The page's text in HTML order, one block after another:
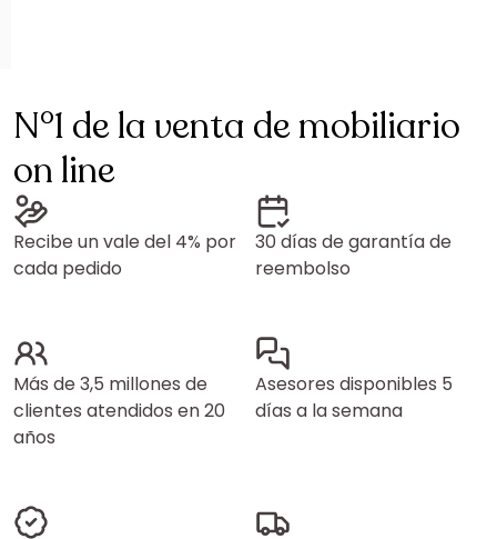
N°1 de la venta de mobiliario
on line
Recibe un vale del 4% por
cada pedido
30 días de garantía de
reembolso
Más de 3,5 millones de
clientes atendidos en 20
años
Asesores disponibles 5
días a la semana